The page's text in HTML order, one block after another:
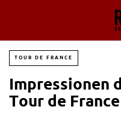
TOUR DE FRANCE
Impressionen
Tour de